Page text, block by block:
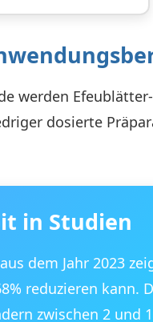
werden
dosierte
in Studien
dem Jahr 2023
reduzieren kann.
zwischen 2 und